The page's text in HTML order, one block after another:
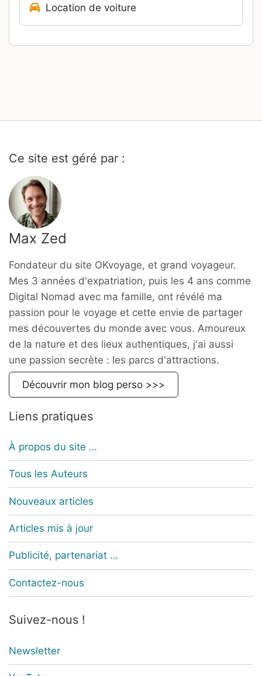
Location de voiture
Ce site est géré par :
Max Zed
Fondateur du site OKvoyage, et grand voyageur.
Mes 3 années d'expatriation, puis les 4 ans comme
Digital Nomad avec ma famille, ont révélé ma
passion pour le voyage et cette envie de partager
mes découvertes du monde avec vous. Amoureux
de la nature et des lieux authentiques, j'ai aussi
une passion secrète : les parcs d'attractions.
Découvrir mon blog perso >>>
Liens pratiques
À propos du site …
Tous les Auteurs
Nouveaux articles
Articles mis à jour
Publicité, partenariat …
Contactez-nous
Suivez-nous !
Newsletter